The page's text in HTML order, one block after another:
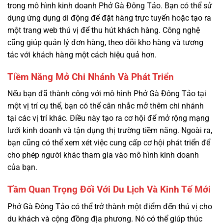
trong mô hình kinh doanh Phở Gà Đông Tảo. Bạn có thể sử
dụng ứng dụng di động để đặt hàng trực tuyến hoặc tạo ra
một trang web thú vị để thu hút khách hàng. Công nghệ
cũng giúp quản lý đơn hàng, theo dõi kho hàng và tương
tác với khách hàng một cách hiệu quả hơn.
Tiềm Năng Mở Chi Nhánh Và Phát Triển
Nếu bạn đã thành công với mô hình Phở Gà Đông Tảo tại
một vị trí cụ thể, bạn có thể cân nhắc mở thêm chi nhánh
tại các vị trí khác. Điều này tạo ra cơ hội để mở rộng mạng
lưới kinh doanh và tận dụng thị trường tiềm năng. Ngoài ra,
bạn cũng có thể xem xét việc cung cấp cơ hội phát triển để
cho phép người khác tham gia vào mô hình kinh doanh
của bạn.
Tầm Quan Trọng Đối Với Du Lịch Và Kinh Tế Mới
Phở Gà Đông Tảo có thể trở thành một điểm đến thú vị cho
du khách và cộng đồng địa phương. Nó có thể giúp thúc